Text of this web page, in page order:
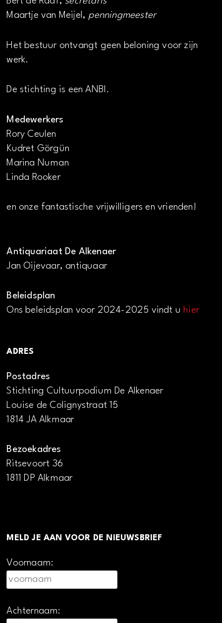
Maartje van Meijel, penningmeester
Het bestuur ontvangt geen beloning voor zijn
werk.
De stichting is een ANBI.
Medewerkers
Rory Ceulen
Kudret Görgün
Marina Numan
Linda Rooker
en onze fantastische vrijwilligers en vrienden!
Antiquariaat De Alkenaer
Jan Oijevaar, antiquaar
Beleidsplan
Ons beleidsplan voor 2024-2025 vindt uhier
ADRES
Postadres
Stichting Cultuurpodium De Alkenaer
Louise de Colignystraat 15
1814 JA Alkmaar
Bezoekadres
Ritsevoort 36
1811 DP Alkmaar
MELD JE AAN VOOR DE NIEUWSBRIEF
Voornaam:
Achternaam: